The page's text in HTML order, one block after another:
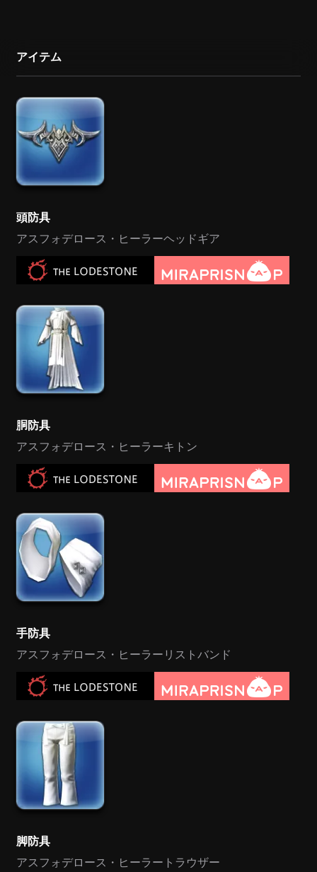
アイテム
頭防具
アスフォデロース・ヒーラーヘッドギア
胴防具
アスフォデロース・ヒーラーキトン
手防具
アスフォデロース・ヒーラーリストバンド
脚防具
アスフォデロース・ヒーラートラウザー